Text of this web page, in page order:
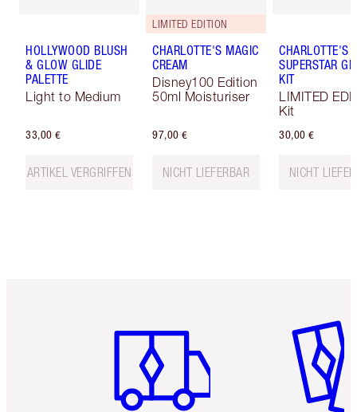
HOLLYWOOD BLUSH
& GLOW GLIDE
PALETTE
Light to Medium
33,00 €
ARTIKEL VERGRIFFEN
LIMITED EDITION
CHARLOTTE'S MAGIC
CREAM
Disney100 Edition
50ml Moisturiser
97,00 €
NICHT LIEFERBAR
CHARLOTTE'S
SUPERSTAR
KIT
LIMITED
Kit
30,00 €
NICHT